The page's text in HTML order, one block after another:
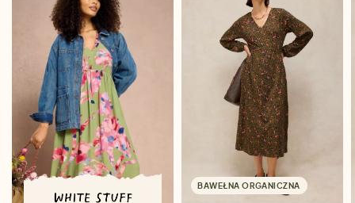
BAWEŁNA ORGANICZNA